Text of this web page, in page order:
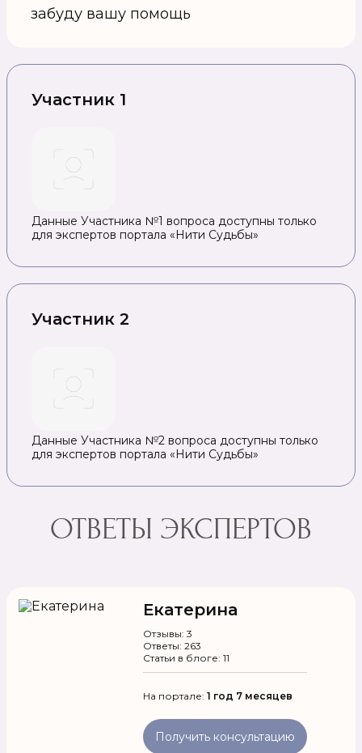
забуду вашу помощь
Участник 1
Данные Участника №1 вопроса доступны только
для экспертов портала «Нити Судьбы»
Участник 2
Данные Участника №2 вопроса доступны только
для экспертов портала «Нити Судьбы»
ОТВЕТЫ ЭКСПЕРТОВ
Екатерина
Отзывы: 3
Ответы: 263
Статьи в блоге: 11
На портале: 1 год 7 месяцев
Получить консультацию